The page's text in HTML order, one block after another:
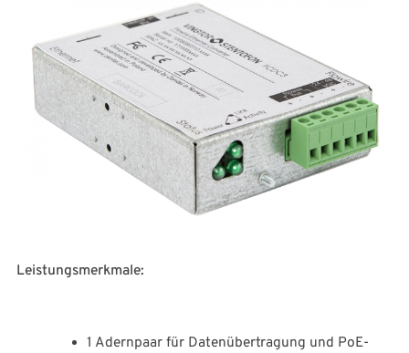
Leistungsmerkmale:
1 Adernpaar für Datenübertragung und PoE-